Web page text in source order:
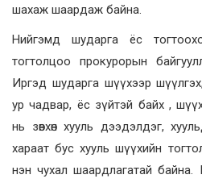
шахаж шаардаж байна.
Нийгэмд шударга ёс
тогтолцоо прокурорын
Иргэд шударга шүүхээр
ур чадвар, ёс зүйтэй байх ,
нь зөвхөн хууль дээдэлдэг,
хараат бус хууль шүүхийн
нэн чухал шаардлагатай